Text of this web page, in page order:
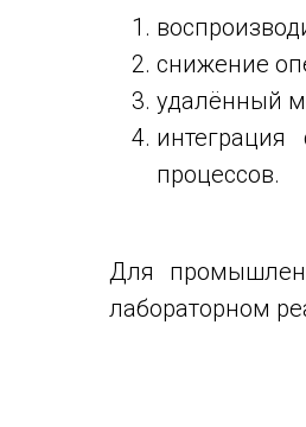
снижение
удалённый
процессов.
Для
лабораторном